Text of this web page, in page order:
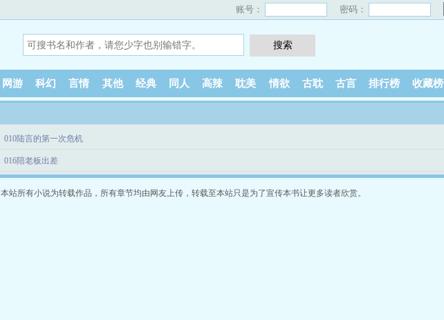
账号： 密码：
网游 科幻 言情 其他 经典 同人 高辣 耽美 情欲 古耽 古言 排行榜 收藏榜
010陆言的第一次危机
016陪老板出差
本站所有小说为转载作品，所有章节均由网友上传，转载至本站只是为了宣传本书让更多读者欣赏。